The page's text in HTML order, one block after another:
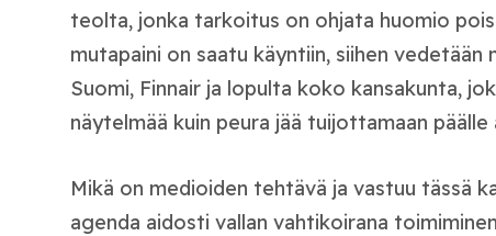
teolta, jonka tarkoitus on ohjata huomio
mutapaini on saatu käyntiin, siihen vedetään
Suomi, Finnair ja lopulta koko kansakunta,
näytelmää kuin peura jää tuijottamaan päälle
Mikä on medioiden tehtävä ja vastuu tässä
agenda aidosti vallan vahtikoirana